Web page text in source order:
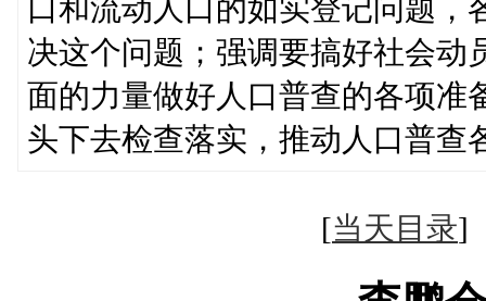
口和流动人口的如实登记问题
决这个问题；强调要搞好社会动
面的力量做好人口普查的各项准
头下去检查落实，推动人口普查
[当天目录